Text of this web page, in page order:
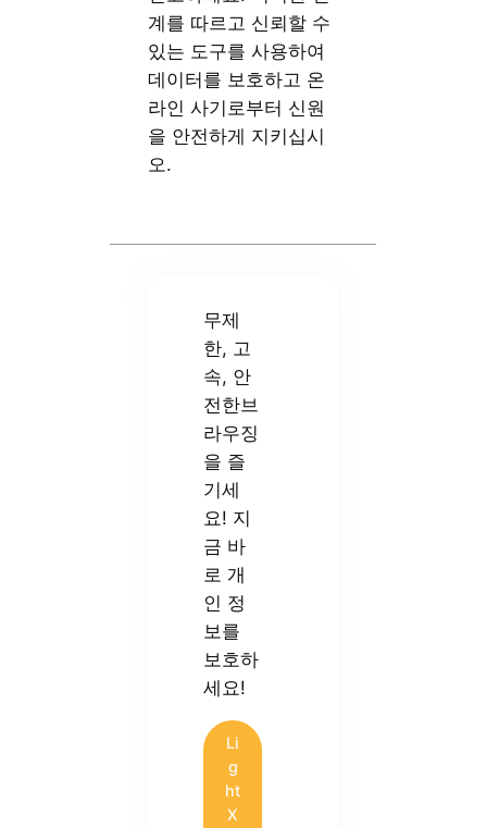
계를 따르고 신뢰할 수
있는 도구를 사용하여
데이터를 보호하고 온
라인 사기로부터 신원
을 안전하게 지키십시
오.
무제
한, 고
속, 안
전한브
라우징
을 즐
기세
요! 지
금 바
로 개
인 정
보를
보호하
세요!
Li
g
ht
X